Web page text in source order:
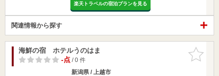
楽天トラベルの宿泊プランを見る
関連情報から探す
お気に入
りに追加
海鮮の宿 ホテルうのはま
-点/ 0 件
新潟県 / 上越市